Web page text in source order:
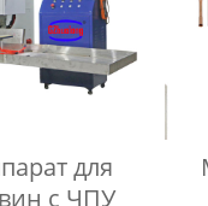
для
с ЧПУ